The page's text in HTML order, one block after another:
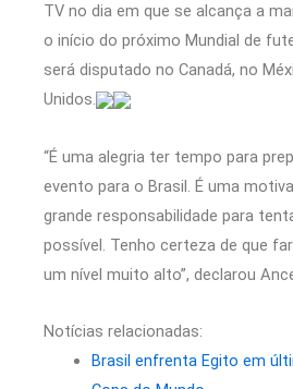
TV no dia em que se alcança a
o início do próximo Mundial de
será disputado no Canadá, no
Unidos.
“É uma alegria ter tempo para
evento para o Brasil. É uma
grande responsabilidade para
possível. Tenho certeza de que
um nível muito alto”, declarou
Notícias relacionadas:
Brasil enfrenta Egito em